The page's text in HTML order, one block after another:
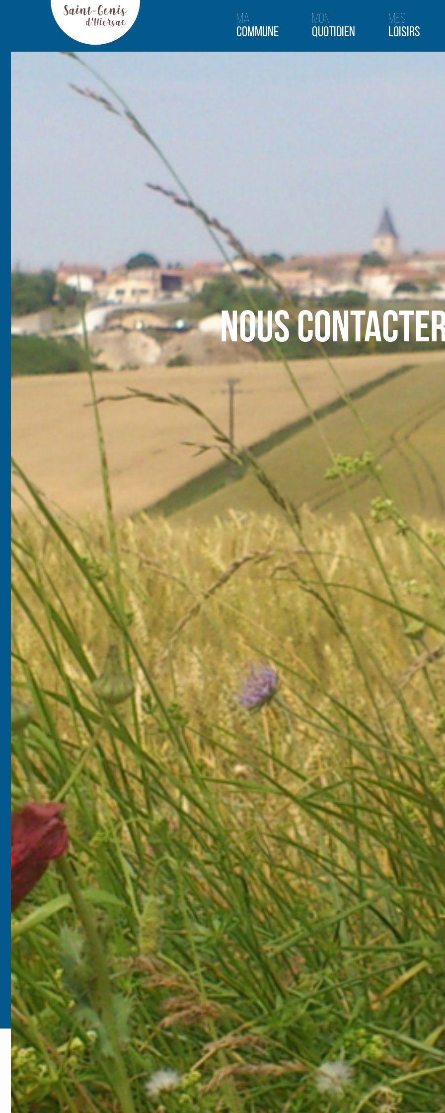
Ma
Commune
Mon
Quotidien
Mes
Loisirs
Nous